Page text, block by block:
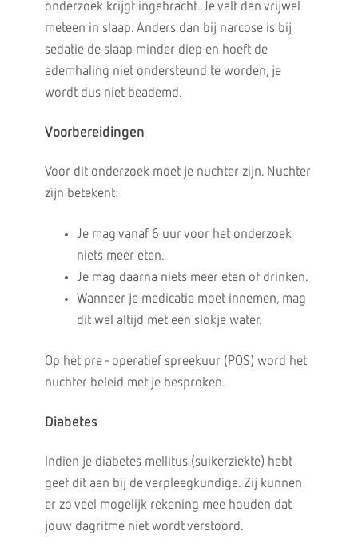
onderzoek krijgt ingebracht. Je valt dan vrijwel
meteen in slaap. Anders dan bij narcose is bij
sedatie de slaap minder diep en hoeft de
ademhaling niet ondersteund te worden, je
wordt dus niet beademd.
Voorbereidingen
Voor dit onderzoek moet je nuchter zijn. Nuchter
zijn betekent:
Je mag vanaf 6 uur voor het onderzoek
niets meer eten.
Je mag daarna niets meer eten of drinken.
Wanneer je medicatie moet innemen, mag
dit wel altijd met een slokje water.
Op het pre - operatief spreekuur (POS) word het
nuchter beleid met je besproken.
Diabetes
Indien je diabetes mellitus (suikerziekte) hebt
geef dit aan bij de verpleegkundige. Zij kunnen
er zo veel mogelijk rekening mee houden dat
jouw dagritme niet wordt verstoord.